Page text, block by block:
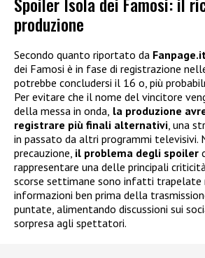
produzione
Secondo quanto riportato da Fanpage.it
dei Famosi è in fase di registrazione
potrebbe concludersi il 16 o, più
Per evitare che il nome del vincitore
della messa in onda, la produzione
registrare più finali alternativi , una
in passato da altri programmi televisivi.
precauzione, il problema degli spoiler
rappresentare una delle principali
scorse settimane sono infatti trapelate
informazioni ben prima della
puntate, alimentando discussioni sui
sorpresa agli spettatori.